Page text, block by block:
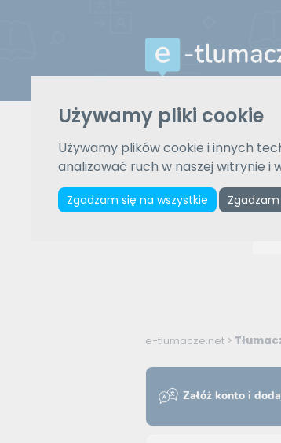
Używamy pliki cookie
Używamy plików cookie i innych
analizować ruch w naszej witrynie i
Zgadzam się na wszystkie
e-tlumacze.net >
Załóż konto i